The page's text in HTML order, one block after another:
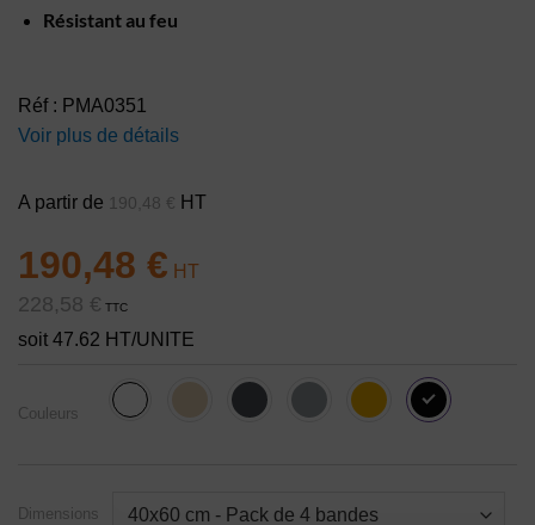
Résistant au feu
Réf : PMA0351
Voir plus de détails
A partir de 190,48 € HT
soit 47.62 HT/UNITE
190,48 €
228,58 € TTC
Couleurs
Dimensions